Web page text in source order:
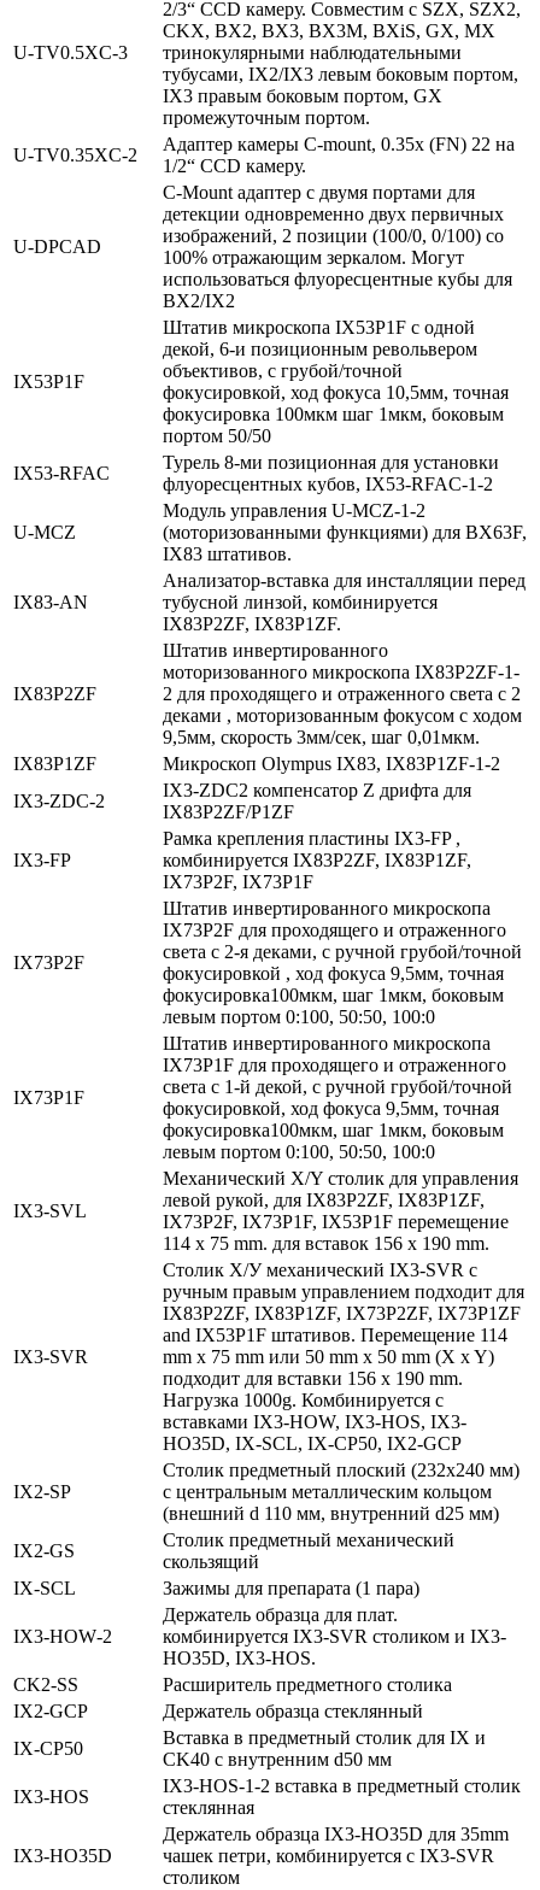
U‑TV0.5XC‑3
2/3“ CCD камеру. Совместим с SZX, SZX2,
CKX, BX2, BX3, BX3M, BXiS, GX, MX
тринокулярными наблюдательными
тубусами, IX2/IX3 левым боковым портом,
IX3 правым боковым портом, GX
промежуточным портом.
U‑TV0.35XC‑2
Адаптер камеры C-mount, 0.35х (FN) 22 на
1/2“ CCD камеру.
U‑DPCAD
C-Mount адаптер с двумя портами для
детекции одновременно двух первичных
изображений, 2 позиции (100/0, 0/100) со
100% отражающим зеркалом. Могут
использоваться флуоресцентные кубы для
BX2/IX2
IX53P1F
Штатив микроскопа IX53P1F с одной
декой, 6-и позиционным револьвером
объективов, с грубой/точной
фокусировкой, ход фокуса 10,5мм, точная
фокусировка 100мкм шаг 1мкм, боковым
портом 50/50
IX53‑RFAC
Турель 8-ми позиционная для установки
флуоресцентных кубов, IX53-RFAC-1-2
U‑MCZ
Модуль управления U-MCZ-1-2
(моторизованными функциями) для BX63F,
IX83 штативов.
IX83‑AN
Анализатор-вставка для инсталляции перед
тубусной линзой, комбинируется
IX83P2ZF, IX83P1ZF.
IX83P2ZF
Штатив инвертированного
моторизованного микроскопа IX83P2ZF-1-
2 для проходящего и отраженного света с 2
деками , моторизованным фокусом с ходом
9,5мм, скорость 3мм/сек, шаг 0,01мкм.
IX83P1ZF
Микроскоп Olympus IX83, IX83P1ZF-1-2
IX3‑ZDC‑2
IX3-ZDC2 компенсатор Z дрифта для
IX83P2ZF/P1ZF
IX3‑FP
Рамка крепления пластины IX3-FP ,
комбинируется IX83P2ZF, IX83P1ZF,
IX73P2F, IX73P1F
IX73P2F
Штатив инвертированного микроскопа
IX73P2F для проходящего и отраженного
света с 2-я деками, с ручной грубой/точной
фокусировкой , ход фокуса 9,5мм, точная
фокусировка100мкм, шаг 1мкм, боковым
левым портом 0:100, 50:50, 100:0
IX73P1F
Штатив инвертированного микроскопа
IX73P1F для проходящего и отраженного
света с 1-й декой, с ручной грубой/точной
фокусировкой, ход фокуса 9,5мм, точная
фокусировка100мкм, шаг 1мкм, боковым
левым портом 0:100, 50:50, 100:0
IX3‑SVL
Механический X/Y столик для управления
левой рукой, для IX83P2ZF, IX83P1ZF,
IX73P2F, IX73P1F, IX53P1F перемещение
114 x 75 mm. для вставок 156 x 190 mm.
IX3‑SVR
Столик Х/У механический IX3-SVR с
ручным правым управлением подходит для
IX83P2ZF, IX83P1ZF, IX73P2ZF, IX73P1ZF
and IX53P1F штативов. Перемещение 114
mm x 75 mm или 50 mm x 50 mm (X x Y)
подходит для вставки 156 x 190 mm.
Нагрузка 1000g. Комбинируется с
вставками IX3-HOW, IX3-HOS, IX3-
HO35D, IX-SCL, IX-CP50, IX2-GCP
IX2‑SP
Столик предметный плоский (232х240 мм)
с центральным металлическим кольцом
(внешний d 110 мм, внутренний d25 мм)
IX2‑GS
Столик предметный механический
скользящий
IX‑SCL
Зажимы для препарата (1 пара)
IX3‑HOW‑2
Держатель образца для плат.
комбинируется IX3-SVR столиком и IX3-
HO35D, IX3-HOS.
CK2‑SS
Расширитель предметного столика
IX2‑GCP
Держатель образца стеклянный
IX‑CP50
Вставка в предметный столик для IX и
CK40 с внутренним d50 мм
IX3‑HOS
IX3-HOS-1-2 вставка в предметный столик
стеклянная
IX3‑HO35D
Держатель образца IX3-HO35D для 35mm
чашек петри, комбинируется с IX3-SVR
столиком